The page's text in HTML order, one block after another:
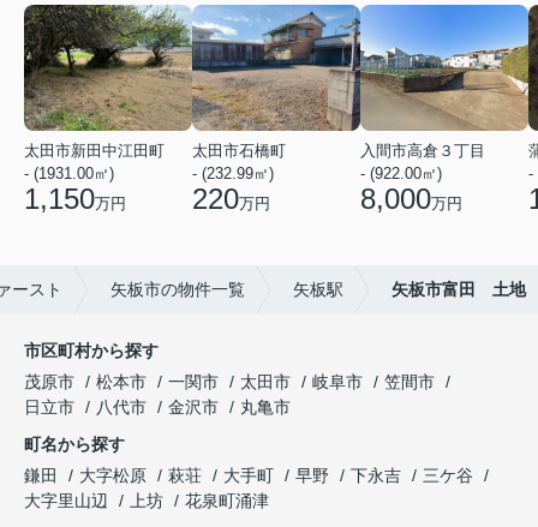
太田市新田中江田町
- (1931.00㎡)
1,150万円
太田市石橋町
- (232.99㎡)
220万円
入間市高倉３丁目
- (922.00㎡)
8,000万円
-
ースト 矢板市の物件一覧 矢板駅 矢板市富田 土地
市区町村から探す
茂原市
松本市 一関市 太田市 岐阜市
笠間市
日立市
八代市 金沢市
丸亀市
町名から探す
鎌田
大字松原 萩荘 大手町 早野 下永吉
三ケ谷
大字里山辺
上坊
花泉町涌津